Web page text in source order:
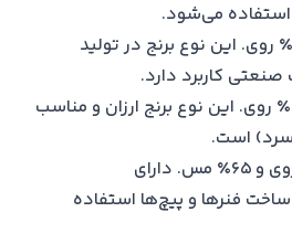
می‌شود.
ترکیب ۳۰٪ روی. این نوع برنج در تولید
کاربرد دارد.
ترکیب ۳۷٪ روی. این نوع برنج ارزان و مناسب
(سرد) است.
ترکیب ۳۵٪ روی و ۶۵٪ مس. دارای
ساخت فنرها و پیچ‌ها استفاده